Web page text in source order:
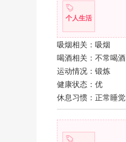
个人生活
吸烟相关：吸烟
喝酒相关：不常喝酒
运动情况：锻炼
健康状态：优
休息习惯：正常睡觉